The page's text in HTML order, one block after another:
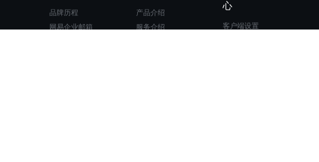
品牌历程
网易企业邮箱
产品介绍
服务介绍
心
客户端设置